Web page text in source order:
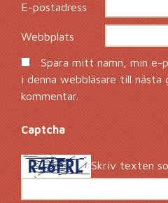
E-postadress *
Webbplats
Spara mitt namn, min e-
i denna webbläsare till nästa
kommentar.
Captcha *
Skriv texten